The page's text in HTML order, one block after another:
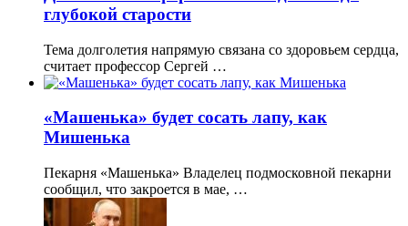
глубокой старости
Тема долголетия напрямую связана со здоровьем сердца,
считает профессор Сергей …
«Машенька» будет сосать лапу, как
Мишенька
Пекарня «Машенька» Владелец подмосковной пекарни
сообщил, что закроется в мае, …